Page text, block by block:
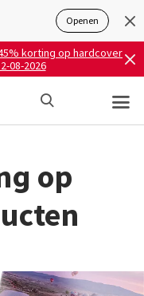
Openen
korting op hardcover
08-2026
op